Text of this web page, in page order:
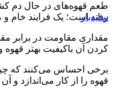
طعم قهوه‌های در حال دم
رفته است؛ یک فرایند خام
مقداری مقاومت در برابر
کردن آن باکیفیت بهتر قهوه
برخی احساس می‌کنند که
قهوه را از کار می‌اندازد و
سایدبار